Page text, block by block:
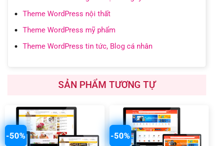
Theme WordPress nội thất
Theme WordPress mỹ phẩm
Theme WordPress tin tức, Blog cá nhân
SẢN PHẨM TƯƠNG TỰ
-50% -50%